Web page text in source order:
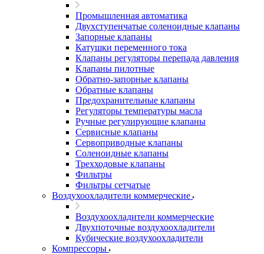
Промышленная автоматика
Двухступенчатые соленоидные клапаны
Запорные клапаны
Катушки переменного тока
Клапаны регуляторы перепада давления
Клапаны пилотные
Обратно-запорные клапаны
Обратные клапаны
Предохранительные клапаны
Регуляторы температуры масла
Ручные регулирующие клапаны
Сервисные клапаны
Сервоприводные клапаны
Соленоидные клапаны
Трехходовые клапаны
Фильтры
Фильтры сетчатые
Воздухоохладители коммерческие
Воздухоохладители коммерческие
Двухпоточные воздухоохладители
Кубические воздухоохладители
Компрессоры